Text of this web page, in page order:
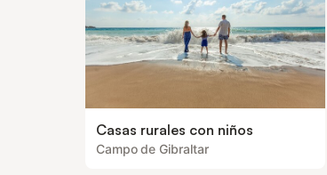
Casas rurales con niños
Campo de Gibraltar